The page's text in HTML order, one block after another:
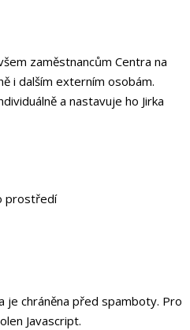
zaměstnancům Centra na
i dalším externím osobám.
a nastavuje ho Jirka
prostředí
je chráněna před spamboty. Pro
Javascript.